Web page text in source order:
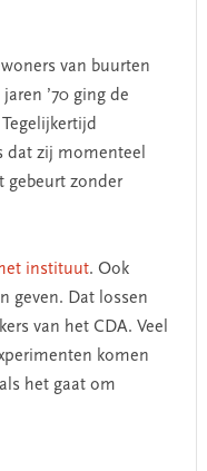
van buurten
’70 ging de
dat zij momenteel
gebeurt zonder
instituut. Ook
geven. Dat lossen
van het CDA. Veel
komen
het gaat om